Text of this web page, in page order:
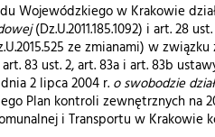
Wojewódzkiego w Krakowie
(Dz.U.2011.185.1092) i art. 28
ze zmianami) w związku
83 ust. 2, art. 83a i art. 83b
2 lipca 2004 r. o swobodzie
Plan kontroli zewnętrznych na
i Transportu w